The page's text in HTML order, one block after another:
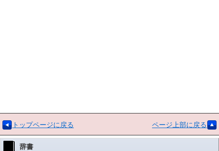
トップページに戻る ページ上部に戻る
辞書